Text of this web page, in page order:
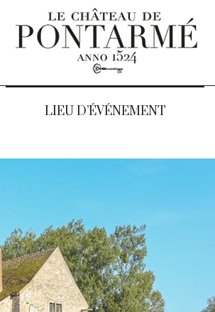
LIEU D’ÉVÉNEMENT